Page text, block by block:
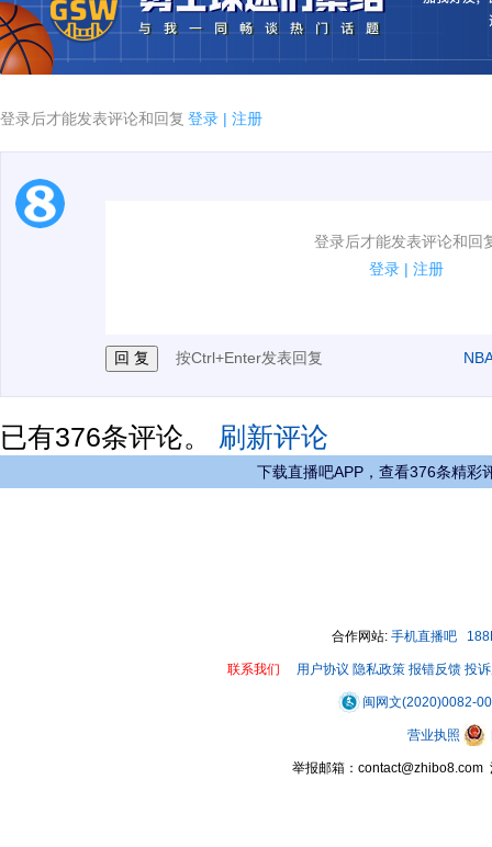
登录后才能发表评论和回复 登录 | 注册
登录后才能发表评论和回
登录 | 注册
1.电脑端新用户可以发表评论了！
按Ctrl+Enter发表回复
已有376条评论。 刷新评论
下载直播吧APP，查看376条精彩
合作网站: 手机直播吧
联系我们 用户协议 隐私政策 报错反馈 投
闽网文(2020)0082-
营业执照
举报邮箱：